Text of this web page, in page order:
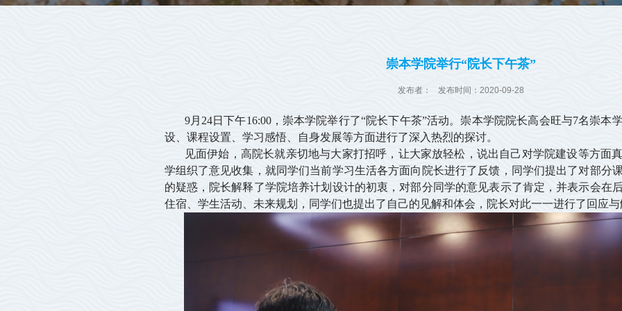
崇本学院举行“院长下午茶”
发布者： 发布时间：2020-09-28
9月24日下午16:00，崇本学院举行了“院长下午茶”活动。崇本学院院长高会旺与7名崇本
设、课程设置、学习感悟、自身发展等方面进行了深入热烈的探讨。
见面伊始，高院长就亲切地与大家打招呼，让大家放轻松，说出自己对学院建设等方面
学组织了意见收集，就同学们当前学习生活各方面向院长进行了反馈，同学们提出了对部分
的疑惑，院长解释了学院培养计划设计的初衷，对部分同学的意见表示了肯定，并表示会在
住宿、学生活动、未来规划，同学们也提出了自己的见解和体会，院长对此一一进行了回应